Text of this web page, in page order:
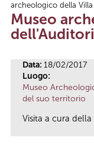
Tu sei qui
archeologico della
Museo
Data: 18/02/2017
Luogo:
Museo
del suo territorio
Visita a cura